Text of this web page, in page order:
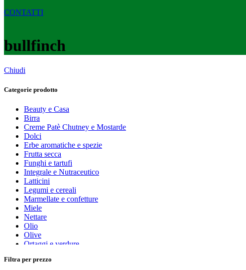
CONTATTI
bullfinch
Chiudi
Categorie prodotto
Beauty e Casa
Birra
Creme Patè Chutney e Mostarde
Dolci
Erbe aromatiche e spezie
Frutta secca
Funghi e tartufi
Integrale e Nutraceutico
Latticini
Legumi e cereali
Marmellate e confetture
Miele
Nettare
Olio
Olive
Ortaggi e verdure
Peperoncino
Filtra per prezzo